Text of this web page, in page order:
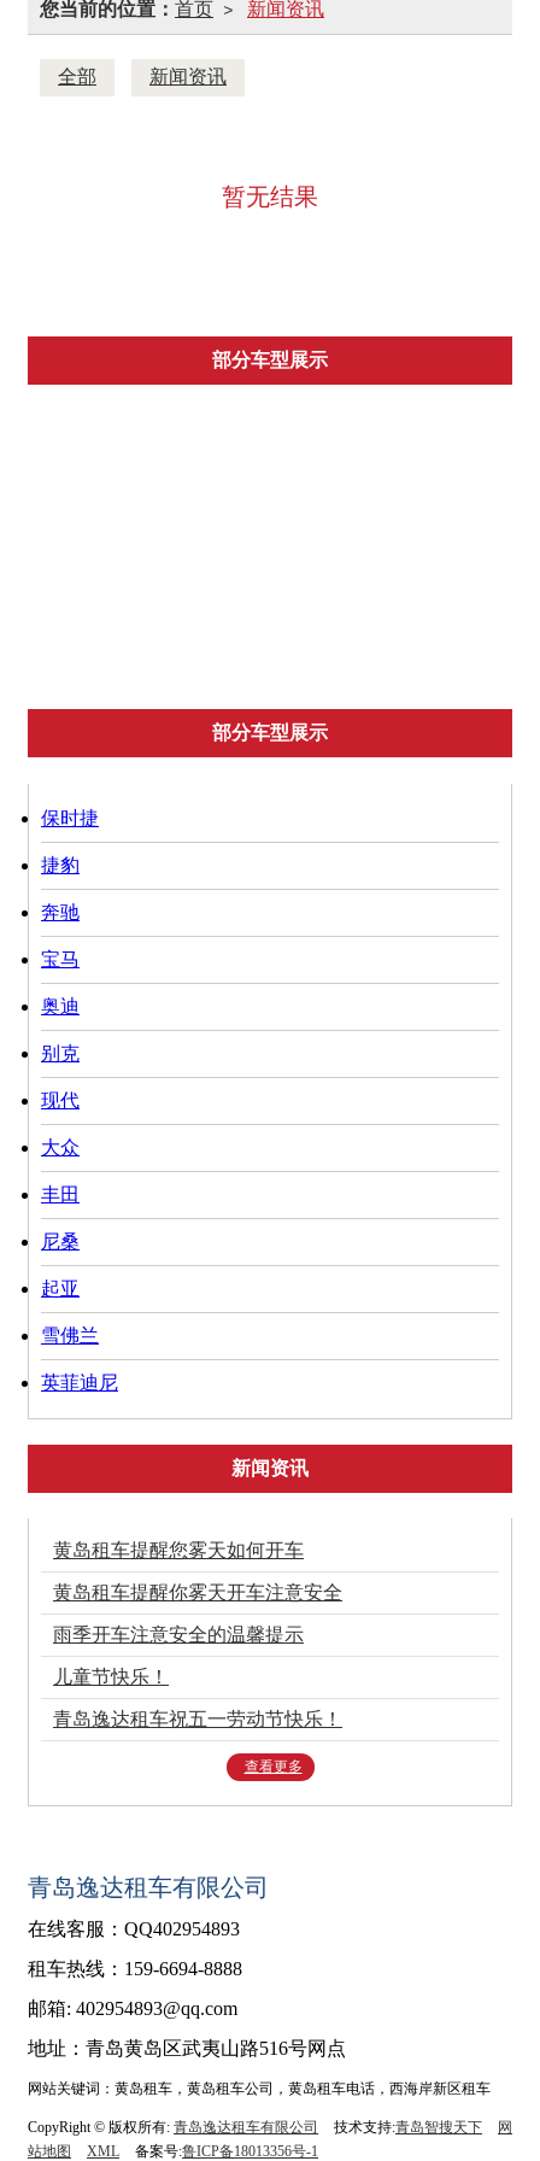
您当前的位置： 首页 > 新闻资讯
全部 新闻资讯
暂无结果
部分车型展示
部分车型展示
保时捷
捷豹
奔驰
宝马
奥迪
别克
现代
大众
丰田
尼桑
起亚
雪佛兰
英菲迪尼
新闻资讯
黄岛租车提醒您雾天如何开车
黄岛租车提醒你雾天开车注意安全
雨季开车注意安全的温馨提示
儿童节快乐！
青岛逸达租车祝五一劳动节快乐！
查看更多
青岛逸达租车有限公司
在线客服：QQ402954893
租车热线：159-6694-8888
邮箱: 402954893@qq.com
地址：青岛黄岛区武夷山路516号网点
网站关键词：黄岛租车，黄岛租车公司，黄岛租车电话，西海岸新区租车
CopyRight © 版权所有: 青岛逸达租车有限公司 技术支持:青岛智搜天下
网
站地图
XML 备案号:鲁ICP备18013356号-1